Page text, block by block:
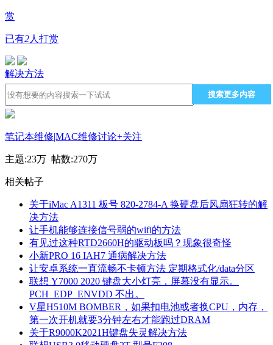
赏
已有2人打赏
解决方法
搜索更多内容
笔记本维修|MAC维修讨论+关注
主题:23万 帖数:270万
相关帖子
关于iMac A1311 板号 820-2784-A 换硬盘后风扇狂转的解
决方法
让手机能够连接信号弱的wifi的方法
有见过这种RTD2660H的驱动板吗？现象很奇怪
小新PRO 16 IAH7 通病解决方法
让安卓系统一直流畅不卡顿方法 定期格式化/data分区
联想 Y7000 2020 键盘大小灯亮，屏幕没有显示。
PCH_EDP_ENVDD 不出。
V星H510M BOMBER，如果扣电池或者换CPU，内存，
第一次开机就要3分钟左右才能跑过DRAM
关于R9000K2021H键盘失灵解决方法